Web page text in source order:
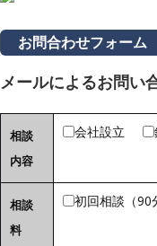
お問合わせフォーム
メールによるお問い
相談
内容
会社設立
相談
料
初回相談（90